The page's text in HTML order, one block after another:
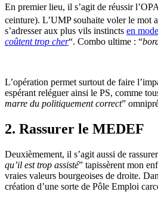
En premier lieu, il s’agit de réussir
ceinture). L’UMP souhaite voler le mot
s’adresser aux plus vils instincts en
coûtent trop cher“. Combo ultime : “
L’opération permet surtout de faire
espérant reléguer ainsi le PS, comme
marre du politiquement correct”
2. Rassurer le MEDEF
Deuxièmement, il s’agit aussi de
qu’il est trop assisté” tapissèrent mon
vraies valeurs bourgeoises de droite.
création d’une sorte de Pôle Emploi